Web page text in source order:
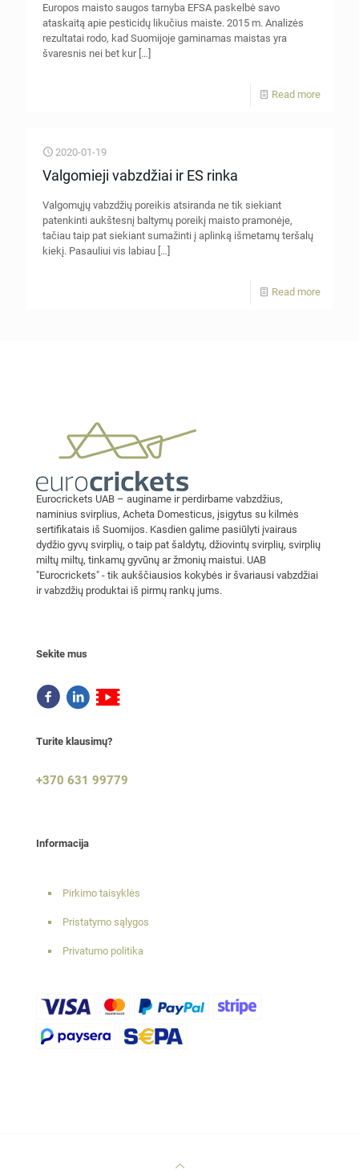
Europos maisto saugos tarnyba EFSA paskelbė savo
ataskaitą apie pesticidų likučius maiste. 2015 m. Analizės
rezultatai rodo, kad Suomijoje gaminamas maistas yra
švaresnis nei bet kur[…]
Read more
2020-01-19
Valgomieji vabzdžiai ir ES rinka
Valgomųjų vabzdžių poreikis atsiranda ne tik siekiant
patenkinti aukštesnį baltymų poreikį maisto pramonėje,
tačiau taip pat siekiant sumažinti į aplinką išmetamų teršalų
kiekį. Pasauliui vis labiau […]
Read more
Eurocrickets UAB – auginame ir perdirbame vabzdžius,
naminius svirplius, Acheta Domesticus, įsigytus su kilmės
sertifikatais iš Suomijos. Kasdien galime pasiūlyti įvairaus
dydžio gyvų svirplių, o taip pat šaldytų, džiovintų svirplių, svirplių
miltų miltų, tinkamų gyvūnų ar žmonių maistui. UAB
"Eurocrickets" - tik aukščiausios kokybės ir švariausi vabzdžiai
ir vabzdžių produktai iš pirmų rankų jums.
Sekite mus
Turite klausimų?
+370 631 99779
Informacija
Pirkimo taisyklės
Pristatymo sąlygos
Privatumo politika